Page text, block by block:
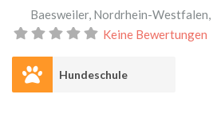
Baesweiler, Nordrhein-Westfalen
Keine Bewertungen
Hundeschule